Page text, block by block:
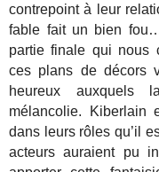
contrepoint à leur
fable fait un bien
partie finale qui nous
ces plans de décors
heureux auxquels
mélancolie. Kiberlain
dans leurs rôles qu’il
acteurs auraient pu